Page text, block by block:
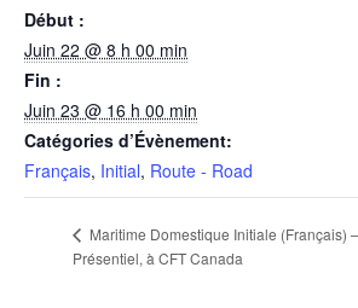
Début :
Juin 22 @ 8 h 00 min
Fin :
Juin 23 @ 16 h 00 min
Catégories d’Évènement:
Français, Initial, Route - Road
Maritime Domestique Initiale (Français) –
Présentiel, à CFT Canada